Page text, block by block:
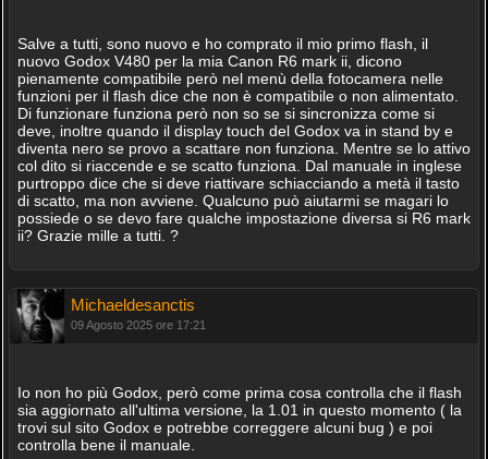
Salve a tutti, sono nuovo e ho comprato il mio primo flash, il
nuovo Godox V480 per la mia Canon R6 mark ii, dicono
pienamente compatibile però nel menù della fotocamera nelle
funzioni per il flash dice che non è compatibile o non alimentato.
Di funzionare funziona però non so se si sincronizza come si
deve, inoltre quando il display touch del Godox va in stand by e
diventa nero se provo a scattare non funziona. Mentre se lo attivo
col dito si riaccende e se scatto funziona. Dal manuale in inglese
purtroppo dice che si deve riattivare schiacciando a metà il tasto
di scatto, ma non avviene. Qualcuno può aiutarmi se magari lo
possiede o se devo fare qualche impostazione diversa si R6 mark
ii? Grazie mille a tutti. ?
Michaeldesanctis
09 Agosto 2025 ore 17:21
Io non ho più Godox, però come prima cosa controlla che il flash
sia aggiornato all'ultima versione, la 1.01 in questo momento ( la
trovi sul sito Godox e potrebbe correggere alcuni bug ) e poi
controlla bene il manuale.